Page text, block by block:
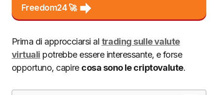
Freedom24 🚀
Prima di approcciarsi al trading sulle valute
virtuali potrebbe essere interessante, e forse
opportuno, capire cosa sono le criptovalute.